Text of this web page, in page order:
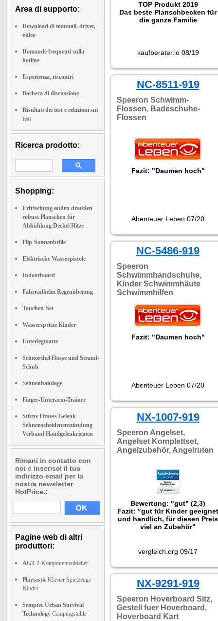
Area di supporto:
Download di manuali, driver,
video
Domande frequenti sulla
hotline
Esperienza, riscontri
Bacheca di discussione
Risultati dei test e relazioni sui
test
Ricerca prodotto:
Shopping:
Erfrischung außen draußen
robust Planschen für
Abkühlung Deckel Hitze
Flip-Sonnenbrille
Elektrische Wasserpistole
Indoorboard
Fahrradhelm Regenüberzug
Tauchen-Set
Wasserspritze Kinder
Unterlegmatte
Schnorchel Flosse und Strand-
Schuh
Sehnenbandage
Finger-Unterarm-Trainer
Stütze Fitness Gelenk
Sehnenscheidenentzündung
Verband Handgelenkriemen
Rimani in contatto con
noi e inserisci il tuo
indirizzo email per la
nostra newsletter
HotPrice.:
Pagine web di altri
produttori:
AGT 2-Komponentenkleber
Playtastic Klavier Spielzeuge
Kinder
Semptec Urban Survival
Technology Campingstühle
TOP Produkt 2019
Das beste Planschbecken für
die ganze Familie
kaufberater.io 08/19
NC-8511-919
Speeron Schwimm-
Flossen, Badeschuhe-
Flossen
Fazit: "Daumen hoch"
Abenteuer Leben 07/20
NC-5486-919
Speeron
Schwimmhandschuhe,
Kinder Schwimmhäute
Schwimmhilfen
Fazit: "Daumen hoch"
Abenteuer Leben 07/20
NX-1007-919
Speeron Angelset,
Angelset Komplettset,
Angelzubehör, Angelruten
Bewertung: "gut" (2,3)
Fazit: "gut für Kinder geeignet
und handlich, für diesen Preis
viel an Zubehör"
vergleich.org 09/17
NX-9291-919
Speeron Hoverboard Sitz,
Gestell fuer Hoverboard,
Hoverboard Kart